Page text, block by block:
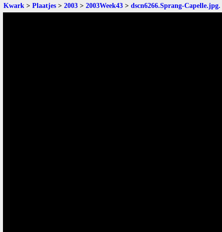
Kwark > Plaatjes > 2003 > 2003Week43 > dscn6266.Sprang-Capelle.jpg.